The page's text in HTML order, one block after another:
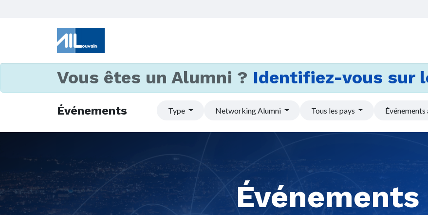
Vous êtes un Alumni ? Identifiez-vous sur
Événements Type Networking Alumni Tous les pays Événements
Événements